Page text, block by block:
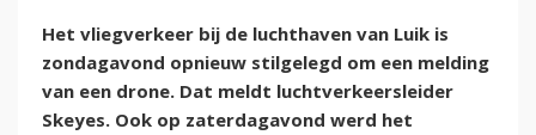
Het vliegverkeer bij de luchthaven van Luik is
zondagavond opnieuw stilgelegd om een melding
van een drone. Dat meldt luchtverkeersleider
Skeyes. Ook op zaterdagavond werd het